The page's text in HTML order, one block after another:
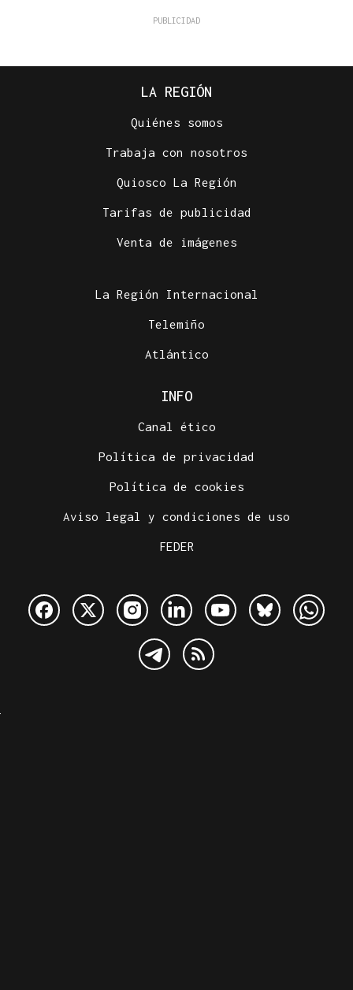
LA REGIÓN
Quiénes somos
Trabaja con nosotros
Quiosco La Región
Tarifas de publicidad
Venta de imágenes
La Región Internacional
Telemiño
Atlántico
INFO
Canal ético
Política de privacidad
Política de cookies
Aviso legal y condiciones de uso
FEDER